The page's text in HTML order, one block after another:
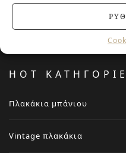
23 ΑΠΡΙΛΊΟΥ, 2026
HOT
Πλακάκια μπάνιου
Vintage πλακάκια